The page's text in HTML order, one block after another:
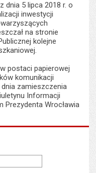
dnia 5 lipca 2018 r. o
inwestycji
na stronie
kolejne
postaci papierowej
komunikacji
zamieszczenia
Informacji
Prezydenta Wrocławia